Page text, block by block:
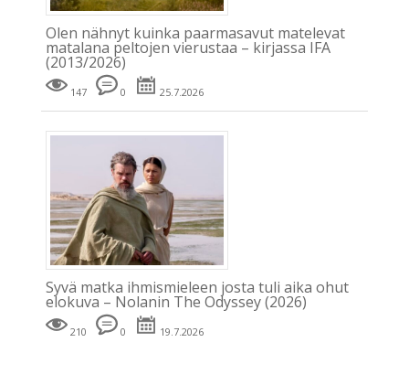
Olen nähnyt kuinka paarmasavut matelevat
matalana peltojen vierustaa – kirjassa IFA
(2013/2026)
147 0 25.7.2026
Syvä matka ihmismieleen josta tuli aika ohut
elokuva – Nolanin The Odyssey (2026)
210 0 19.7.2026